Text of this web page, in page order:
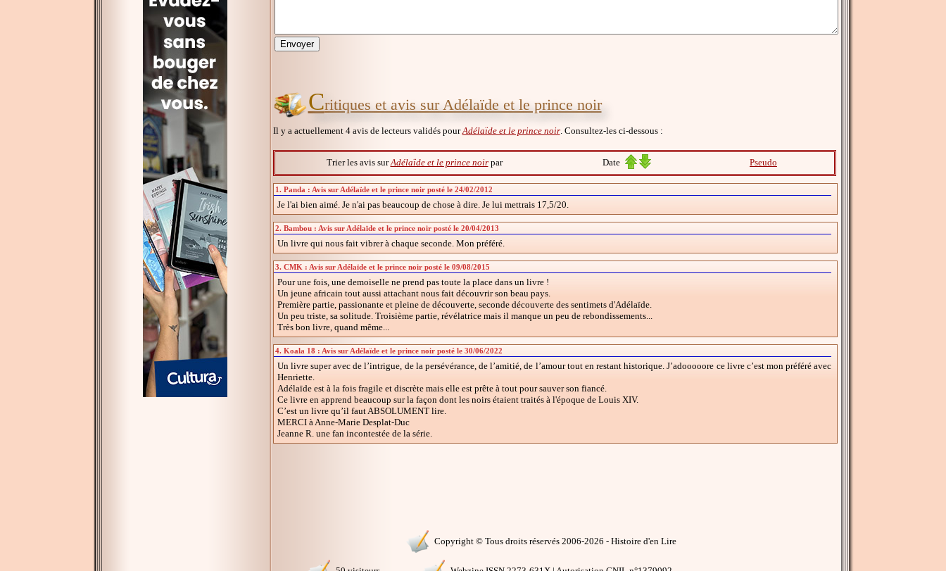
Critiques et avis sur Adélaïde et le prince noir
Il y a actuellement 4 avis de lecteurs validés pourAdélaïde et le prince noir. Consultez-les ci-dessous :
Trier les avis surAdélaïde et le prince noirpar Date Pseudo
1. Panda : Avis sur Adélaïde et le prince noir posté le 24/02/2012
Je l'ai bien aimé. Je n'ai pas beaucoup de chose à dire. Je lui mettrais 17,5/20.
2. Bambou : Avis sur Adélaïde et le prince noir posté le 20/04/2013
Un livre qui nous fait vibrer à chaque seconde. Mon préféré.
3. CMK : Avis sur Adélaïde et le prince noir posté le 09/08/2015
Pour une fois, une demoiselle ne prend pas toute la place dans un livre !
Un jeune africain tout aussi attachant nous fait découvrir son beau pays.
Première partie, passionante et pleine de découverte, seconde découverte des sentimets d'Adélaïde.
Un peu triste, sa solitude. Troisième partie, révélatrice mais il manque un peu de rebondissements...
Très bon livre, quand même...
4. Koala 18 : Avis sur Adélaïde et le prince noir posté le 30/06/2022
Un livre super avec de l’intrigue, de la persévérance, de l’amitié, de l’amour tout en restant historique. J’adooooore ce livre c’est mon préféré avec
Henriette.
Adélaïde est à la fois fragile et discrète mais elle est prête à tout pour sauver son fiancé.
Ce livre en apprend beaucoup sur la façon dont les noirs étaient traités à l'époque de Louis XIV.
C’est un livre qu’il faut ABSOLUMENT lire.
MERCI à Anne-Marie Desplat-Duc
Jeanne R. une fan incontestée de la série.
Copyright © Tous droits réservés 2006-2026 - Histoire d'en Lire